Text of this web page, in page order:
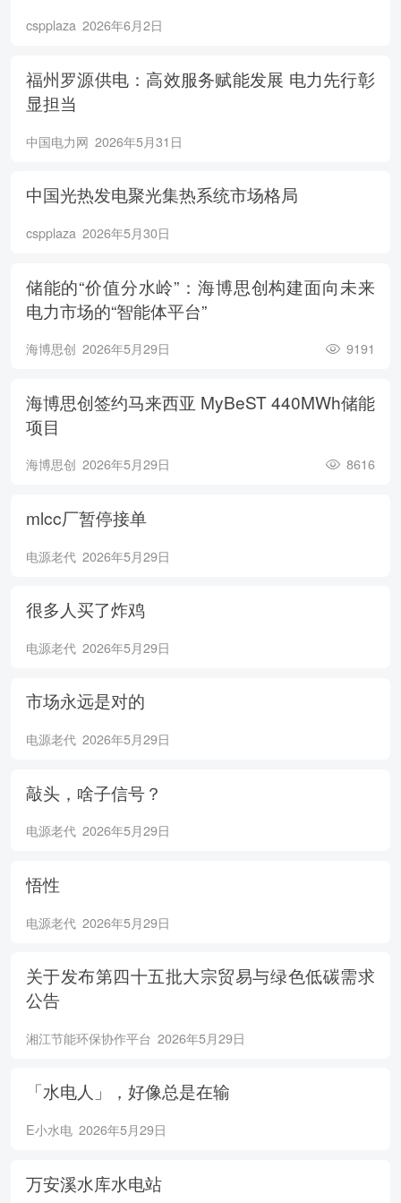
cspplaza 2026年6月2日
福州罗源供电：高效服务赋能发展 电力先行彰
显担当
中国电力网 2026年5月31日
中国光热发电聚光集热系统市场格局
cspplaza 2026年5月30日
储能的“价值分水岭”：海博思创构建面向未来
电力市场的“智能体平台”
海博思创 2026年5月29日 9191
海博思创签约马来西亚 MyBeST 440MWh储能
项目
海博思创 2026年5月29日 8616
mlcc厂暂停接单
电源老代 2026年5月29日
很多人买了炸鸡
电源老代 2026年5月29日
市场永远是对的
电源老代 2026年5月29日
敲头，啥子信号？
电源老代 2026年5月29日
悟性
电源老代 2026年5月29日
关于发布第四十五批大宗贸易与绿色低碳需求
公告
湘江节能环保协作平台 2026年5月29日
「水电人」，好像总是在输
E小水电 2026年5月29日
万安溪水库水电站